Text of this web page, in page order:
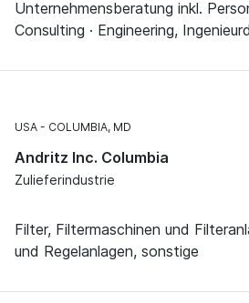
Unternehmensberatung inkl.
Consulting · Engineering,
USA COLUMBIA, MD
Andritz Inc. Columbia
Zulieferindustrie
Filter, Filtermaschinen und
und Regelanlagen, sonstige